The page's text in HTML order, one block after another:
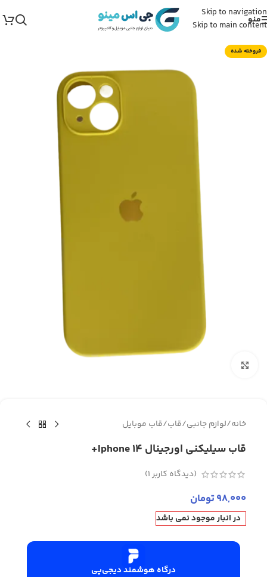
Skip to navigation
Skip to main content
منو
فروخته شده
خانه/لوازم جانبی/قاب/قاب موبایل
قاب سیلیکنی اورجینال Iphone 14+
(دیدگاه کاربر1
)
98,000تومان
در انبار موجود نمی باشد
درگاه هوشمند دیجی‌پی